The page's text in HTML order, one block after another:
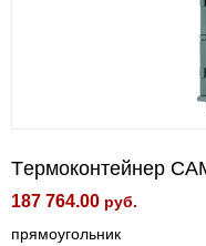
Tермоконтейнер
187 764.00 руб.
прямоугольник